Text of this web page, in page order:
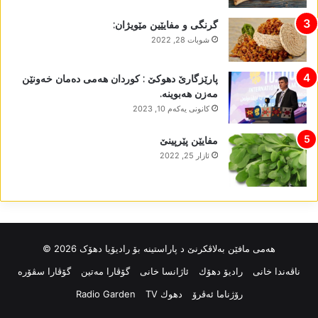
گرنگی و مفایێین مێویژان:
شوبات 28, 2022
پارێزگارێ دھوکێ : کوردان ھەمی دەمان خەونێن
مەزن ھەبوینە.
كانونی یه‌كه‌م 10, 2023
مفایێن پێرپینێ
ئازار 25, 2022
ھەمی مافێن بەلاڤکرنێ د پاراستینە بۆ رادیۆیا دھۆک 2026 ©
ناڤه‌ندا خانی
رادیۆ دهۆك ئاژانسا خانی گۆڤارا مەتین
گۆڤارا سڤۆرە
رۆژناما ئەڤرۆ
دهوك TV Radio Garden